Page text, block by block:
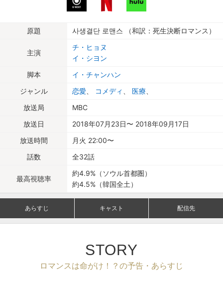
原題 사생결단 로맨스 （和訳：死生決断ロマンス）
主演
チ・ヒョヌ
イ・シヨン
脚本
イ・チャンハン
ジャンル
恋愛 コメディ 医療
放送局
MBC
放送日
2018年07月23日〜 2018年09月17日
放送時間
月火 22:00〜
話数
全32話
最高視聴率
約4.9%（ソウル首都圏）
約4.5%（韓国全土）
あらすじ キャスト 配信先
STORY
ロマンスは命がけ！？の予告・あらすじ